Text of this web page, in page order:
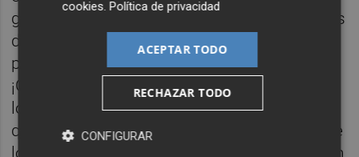
global. Presentan y defienden las propuestas
de sus artistas al público con el fin de
promover un coleccionismo de calidad.
¡Claro que las galerías quieren vender! Ellas
lo necesitan y los artistas también, pero hay
que mantener a largo plazo esa confianza de
cookies .Política de privacidad
ACEPTAR TODO
RECHAZAR TODO
CONFIGURAR